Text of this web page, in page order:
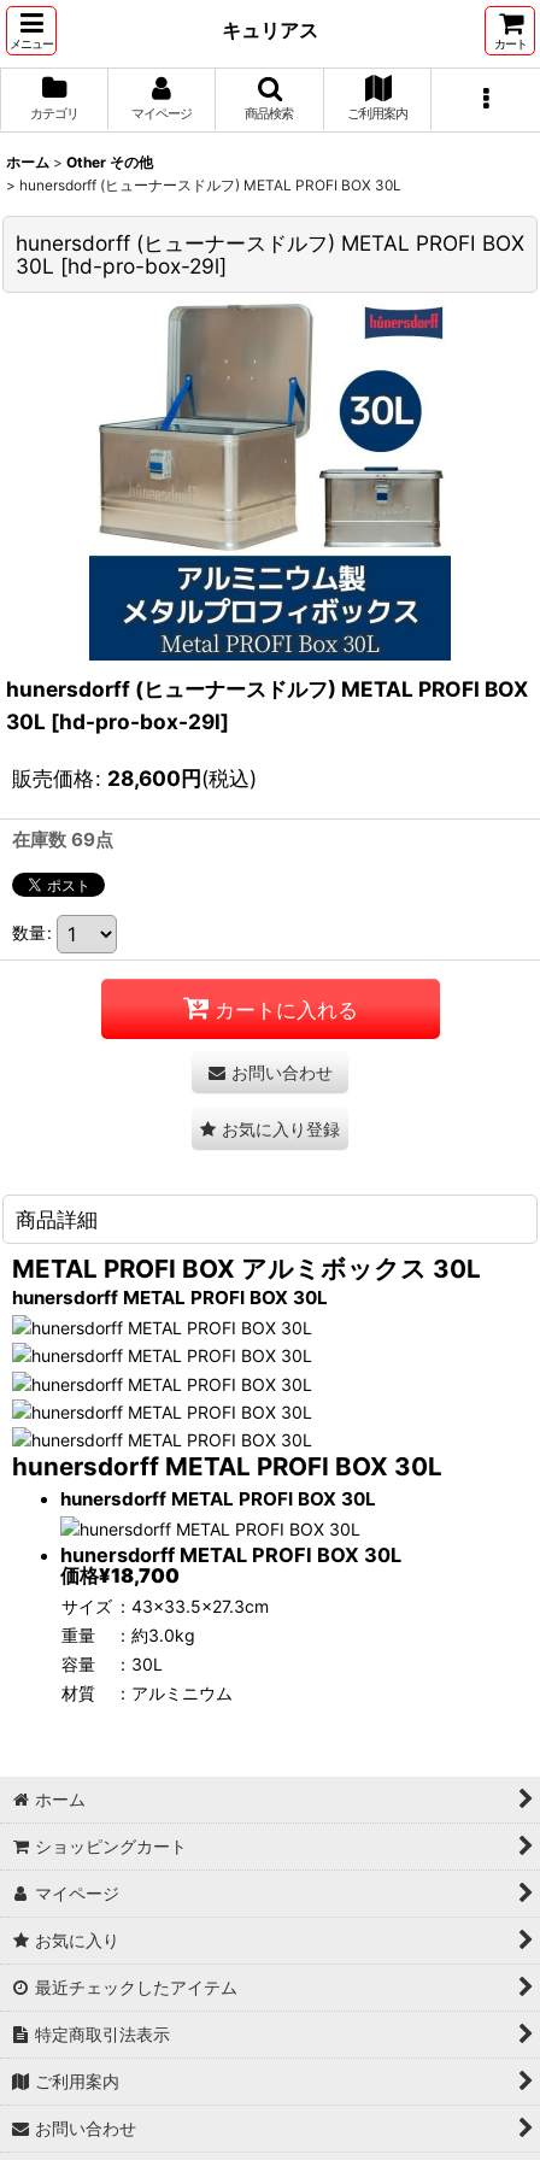
メニュー
キュリアス
カート
カテゴリ マイページ 商品検索 ご利用案内
ホーム > Other その他
> hunersdorff (ヒューナースドルフ) METAL PROFI BOX 30L
hunersdorff (ヒューナースドルフ) METAL PROFI BOX
30L [hd-pro-box-29l]
hunersdorff (ヒューナースドルフ) METAL PROFI BOX
30L [hd-pro-box-29l]
販売価格: 28,600円(税込)
在庫数 69点
数量:
カートに入れる
お問い合わせ
お気に入り登録
商品詳細
METAL PROFI BOX アルミボックス 30L
hunersdorff METAL PROFI BOX 30L
hunersdorff METAL PROFI BOX 30L
hunersdorff METAL PROFI BOX 30L
hunersdorff METAL PROFI BOX 30L
価格¥18,700
サイズ ：43×33.5×27.3cm
重量
：約3.0kg
容量
：30L
材質
：アルミニウム
ホーム
ショッピングカート
マイページ
お気に入り
最近チェックしたアイテム
特定商取引法表示
ご利用案内
お問い合わせ